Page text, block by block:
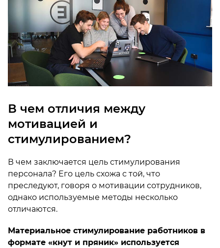
В чем отличия между
мотивацией и
стимулированием?
В чем заключается цель стимулирования
персонала? Его цель схожа с той, что
преследуют, говоря о мотивации сотрудников,
однако используемые методы несколько
отличаются.
Материальное стимулирование работников в
формате «кнут и пряник» используется